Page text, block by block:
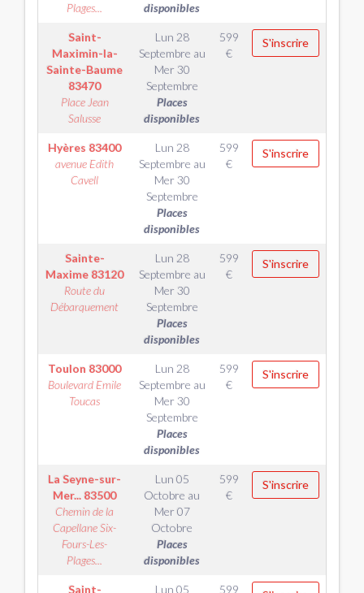
Plages...
disponibles
Saint-
Maximin-la-
Sainte-Baume
83470
Place Jean
Salusse
Lun 28
Septembre au
Mer 30
Septembre
Places
disponibles
599
€
S'inscrire
Hyères 83400
avenue Edith
Cavell
Lun 28
Septembre au
Mer 30
Septembre
Places
disponibles
599
€
S'inscrire
Sainte-
Maxime 83120
Route du
Débarquement
Lun 28
Septembre au
Mer 30
Septembre
Places
disponibles
599
€
S'inscrire
Toulon 83000
Boulevard Emile
Toucas
Lun 28
Septembre au
Mer 30
Septembre
Places
disponibles
599
€
S'inscrire
La Seyne-sur-
Mer... 83500
Chemin de la
Capellane Six-
Fours-Les-
Plages...
Lun 05
Octobre au
Mer 07
Octobre
Places
disponibles
599
€
S'inscrire
Saint- Lun 05 599